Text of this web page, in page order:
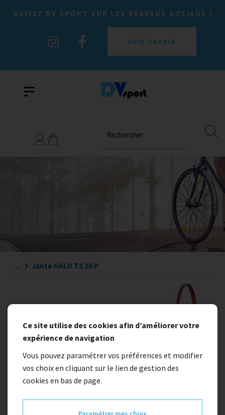
SUIVEZ DV SPORT SUR LES RÉSEAUX SOCIAUX !
Avis Google
Rechercher
... Jante HALO T2 26 P
Ce site utilise des cookies afin d’améliorer votre
expérience de navigation
Vous pouvez paramétrer vos préférences et modifier
vos choix en cliquant sur le lien de gestion des
cookies en bas de page.